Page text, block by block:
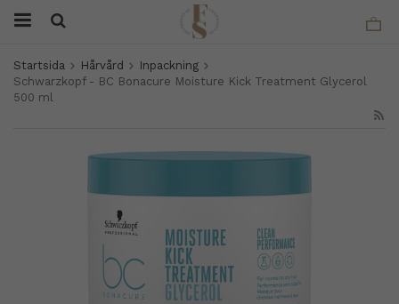
Startsida Hårvård
Inpackning
Schwarzkopf - BC Bonacure Moisture Kick Treatment Glycerol
500 ml